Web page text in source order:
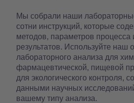
Мы собрали наши
сотни инструкций, которые
методов, параметров процесса
результатов. Используйте наш
лабораторного анализа для
фармацевтической, пищевой
для экологического контроля,
данными научных
вашему типу анализа.